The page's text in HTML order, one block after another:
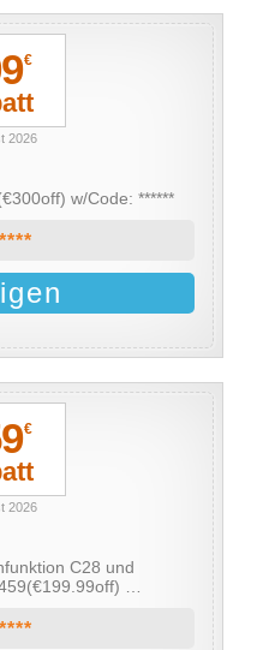
€
2026
w/Code: ******
€
2026
C28 und
…